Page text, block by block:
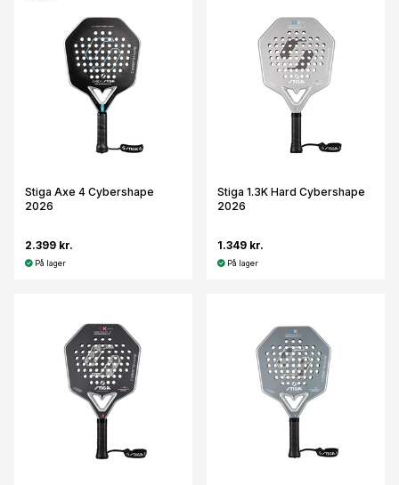
Stiga Axe 4 Cybershape
2026
2.399 kr.
På lager
Stiga 1.3K Hard Cybershape
2026
1.349 kr.
På lager